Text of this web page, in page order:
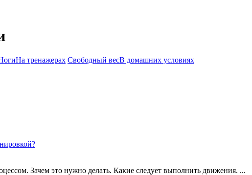
На тренажерах Свободный весВ домашних условиях
Зачем это нужно делать. Какие следует выполнить движения. ...